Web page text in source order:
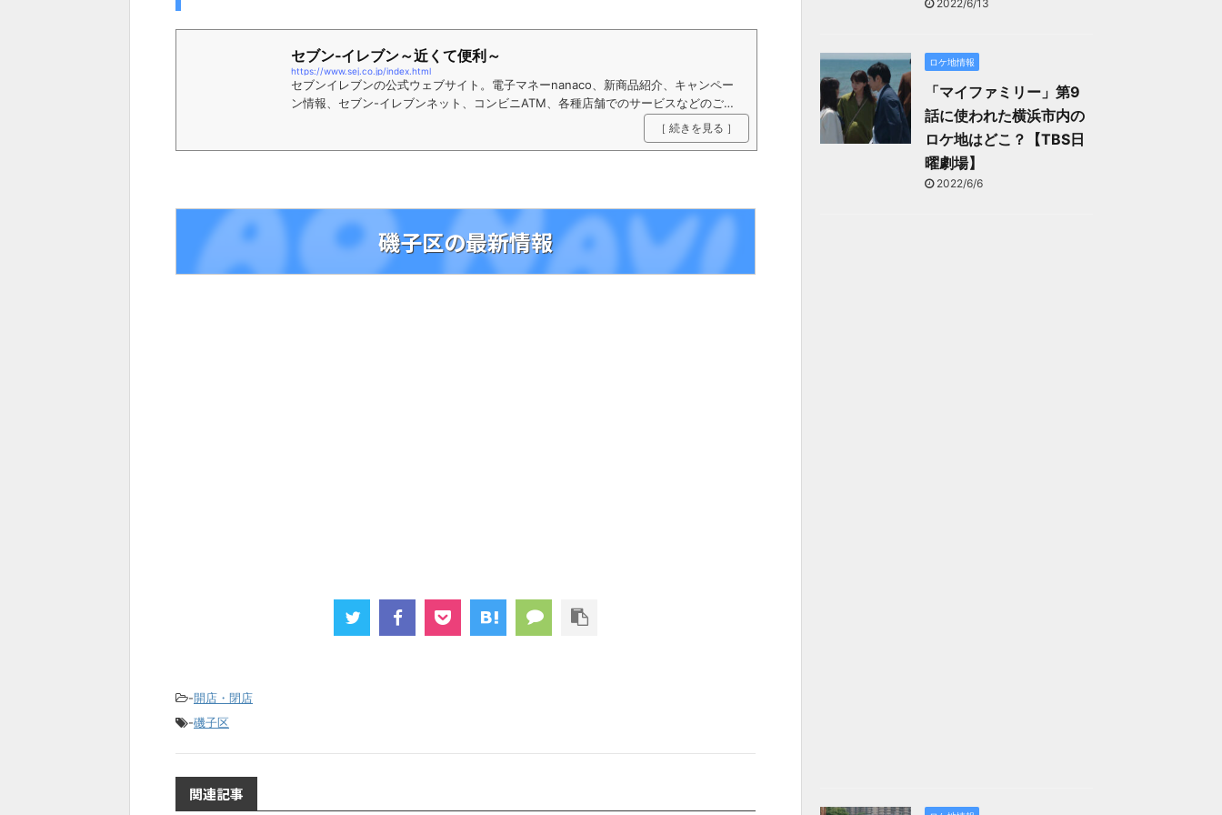
セブン‐イレブン～近くて便利～
https://www.sej.co.jp/index.html
セブンイレブンの公式ウェブサイト。電子マネーnanaco、新商品紹介、キャンペー
ン情報、セブン-イレブンネット、コンビニATM、各種店舗でのサービスなどのご紹
［ 続きを見る ］
磯子区の最新情報
-開店・閉店
-磯子区
関連記事
2022/6/13
ロケ地情報
「マイファミリー」第9
話に使われた横浜市内の
ロケ地はどこ？【TBS日
曜劇場】
2022/6/6